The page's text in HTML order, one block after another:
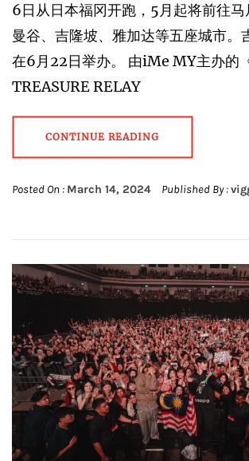
6日从日本福冈开跑，5月起将前往马
曼谷、吉隆坡、雅加达等五座城市。
在6月22日举办。 由iMe MY主办的
TREASURE RELAY
CONTINUE READING
Posted On : March 14, 2024 Published By :